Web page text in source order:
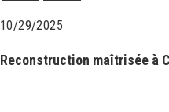
10/29/2025
Reconstruction maîtrisée à